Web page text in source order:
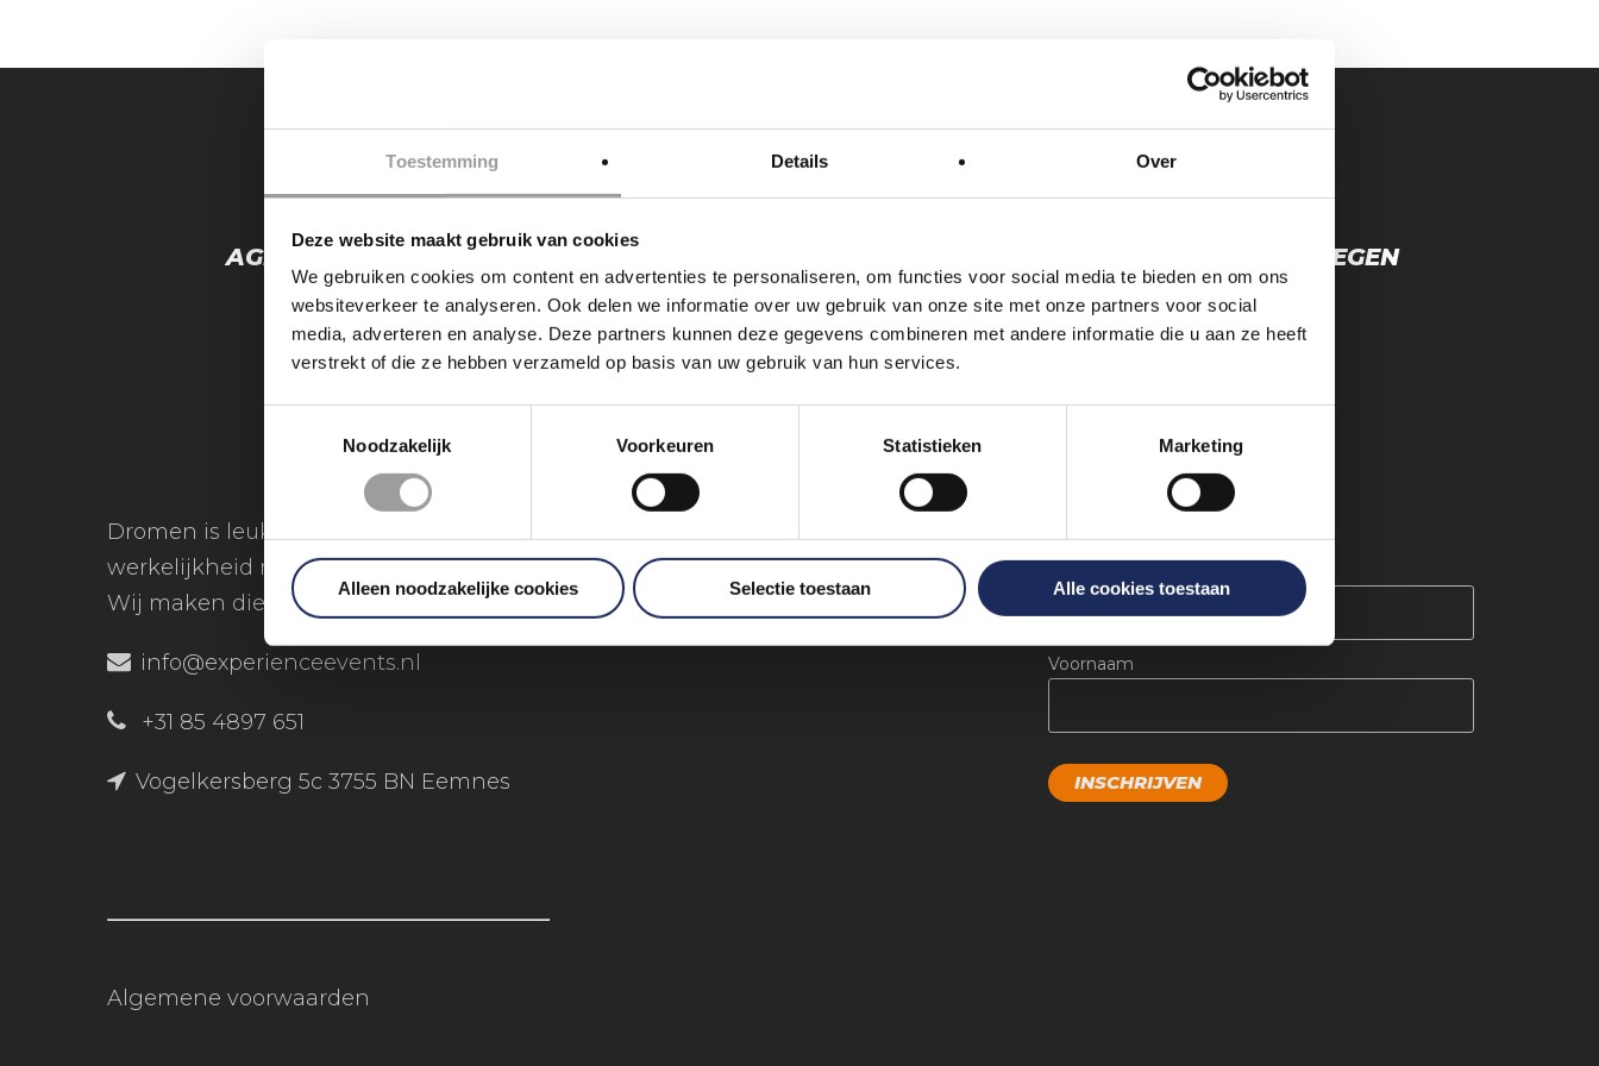
Toestemming Details Over
Deze website maakt gebruik van cookies
We gebruiken cookies om content en advertenties te personaliseren, om functies voor social media te bieden en om ons
websiteverkeer te analyseren. Ook delen we informatie over uw gebruik van onze site met onze partners voor social
media, adverteren en analyse. Deze partners kunnen deze gegevens combineren met andere informatie die u aan ze heeft
verstrekt of die ze hebben verzameld op basis van uw gebruik van hun services.
Noodzakelijk
Voorkeuren Statistieken Marketing
Alleen noodzakelijke cookies Selectie toestaan Alle cookies toestaan
AGENDA: RIB-BOOT VAREN AGENDA: HELIKOPTER VLIEGEN
Dromen is leuk, maar dromen
werkelijkheid maken is nog veel leuker.
Wij maken die dromen bereikbaar!
info@experienceevents.nl
+31 85 4897 651
Vogelkersberg 5c 3755 BN Eemnes
Algemene voorwaarden
Voornaam